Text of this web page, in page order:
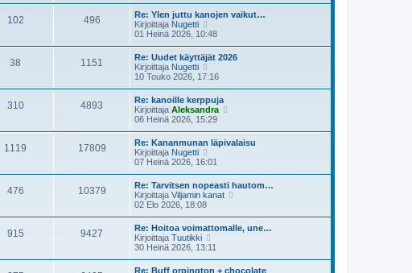
s
i
v
i
e
s
t
i
ä
u
u
s
i
v
i
e
s
t
i
102 496
Re: Ylen juttu kanojen vaikut…
Kirjoittaja Nugetti
ä
t
ä
u
u
s
i
n
v
i
e
s
t
i
01 Heinä 2026, 10:48
38 1151
Re: Uudet käyttäjät 2026
Kirjoittaja Nugetti
ä
ä
u
u
s
v
i
e
s
t
10 Touko 2026, 17:16
310 4893
Re: kanoille kerppuja
Kirjoittaja Aleksandra
ä
s
n
i
e
s
06 Heinä 2026, 15:29
1119 17809
Re: Kananmunan läpivalaisu
Kirjoittaja Nugetti
ä
ä
u
s
i
v
i
e
07 Heinä 2026, 16:01
476 10379
Re: Tarvitsen nopeasti hautom…
Kirjoittaja Viljamin kanat
t
ä
s
02 Elo 2026, 18:08
915 9427
Re: Hoitoa voimattomalle, une…
Kirjoittaja Tuutikki
ä
30 Heinä 2026, 13:11
Re: Buff orpington + chocolate